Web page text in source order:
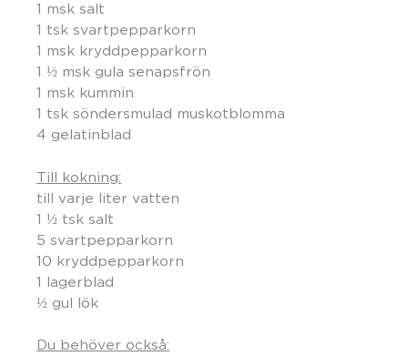
1 msk salt
1 tsk svartpepparkorn
1 msk kryddpepparkorn
1 ½ msk gula senapsfrön
1 msk kummin
1 tsk söndersmulad muskotblomma
4 gelatinblad
Till kokning:
till varje liter vatten
1 ½ tsk salt
5 svartpepparkorn
10 kryddpepparkorn
1 lagerblad
½ gul lök
Du behöver också: